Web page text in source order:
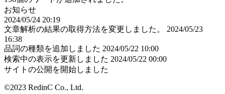
お知らせ
2024/05/24 20:19
文章解析の結果の取得方法を変更しました。
2024/05/23
16:38
品詞の種類を追加しました 2024/05/22 10:00
検索中の表示を更新しました 2024/05/22 00:00
サイトの公開を開始しました
©2023 RedinC Co., Ltd.